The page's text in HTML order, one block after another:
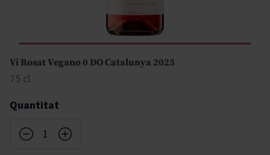
Vi Rosat Vegano 0 DO Catalunya 2025
75 cl
Quantitat